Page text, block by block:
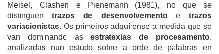
Meisel, Clashen e Pienemann (1981), no que se
distinguentrazos de desenvolvementoetrazos
variacionistas. Os primeiros adquírense a medida que se
van dominando asestratexias de procesamento,
analizadas nun estudo sobre a orde de palabras en